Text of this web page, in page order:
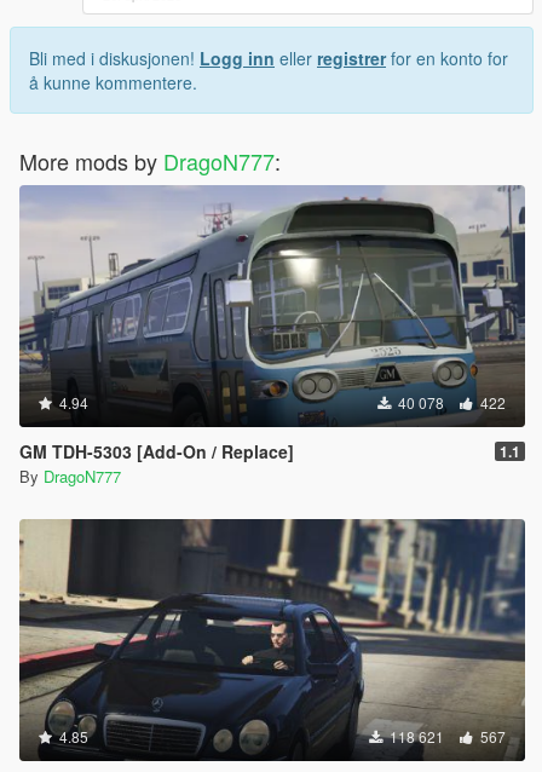
Bli med i diskusjonen! Logg inn eller registrerfor en konto for
å kunne kommentere.
More mods by DragoN777:
4.94 40 078 422
GM TDH-5303 [Add-On / Replace] 1.1
By DragoN777
4.85 118 621 567